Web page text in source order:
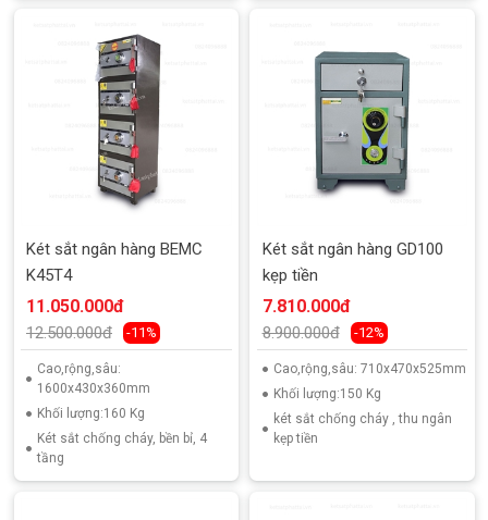
Két sắt ngân hàng BEMC
K45T4
11.050.000đ
12.500.000đ -11%
Cao,rộng,sâu:
1600x430x360mm
Khối lượng:160 Kg
Két sắt chống cháy, bền bỉ, 4
tầng
Két sắt ngân hàng GD100
kẹp tiền
7.810.000đ
8.900.000đ -12%
Cao,rộng,sâu: 710x470x525mm
Khối lượng:150 Kg
két sắt chống cháy , thu ngân
kẹp tiền